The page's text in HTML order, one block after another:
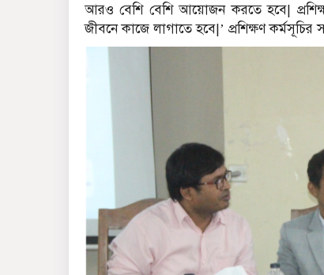
আরও বেশি বেশি আয়োজন করতে হবে|
জীবনে কাজে লাগাতে হবে|’ প্রশিক্ষণ